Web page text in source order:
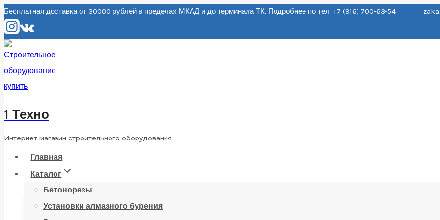
Перейти
к
содержанию
Бесплатная доставка от 30000 рублей в пределах МКАД и до терминала ТК. Подробнее по тел. +7 (916) 700-63-54
1 Техно
Интернет магазин строительного оборудования
Главная
Каталог
Бетонорезы
Установки алмазного бурения